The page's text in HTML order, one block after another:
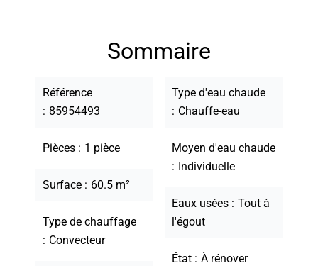
Sommaire
Référence
85954493
Pièces 1 pièce
Surface 60.5 m²
Type de chauffage
Convecteur
Type d'eau chaude
Chauffe-eau
Moyen d'eau chaude
Individuelle
Eaux usées
Tout à
l'égout
État À rénover